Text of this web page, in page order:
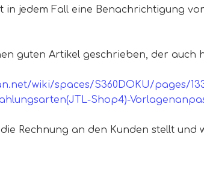
in jedem Fall eine Benachrichtigung
guten Artikel geschrieben, der auch
wiki/spaces/S360DOKU/pages/
Shop4)-
Rechnung an den Kunden stellt